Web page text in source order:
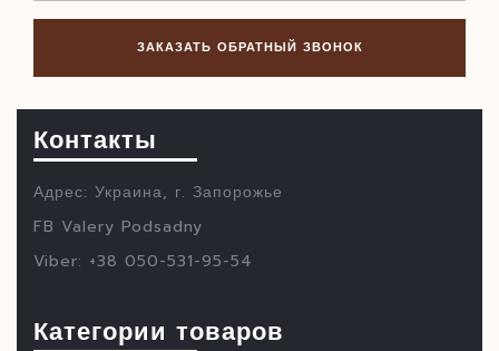
Контакты
Адрес: Украина, г. Запорожье
FB Valery Podsadny
Viber: +38 050-531-95-54
Категории товаров